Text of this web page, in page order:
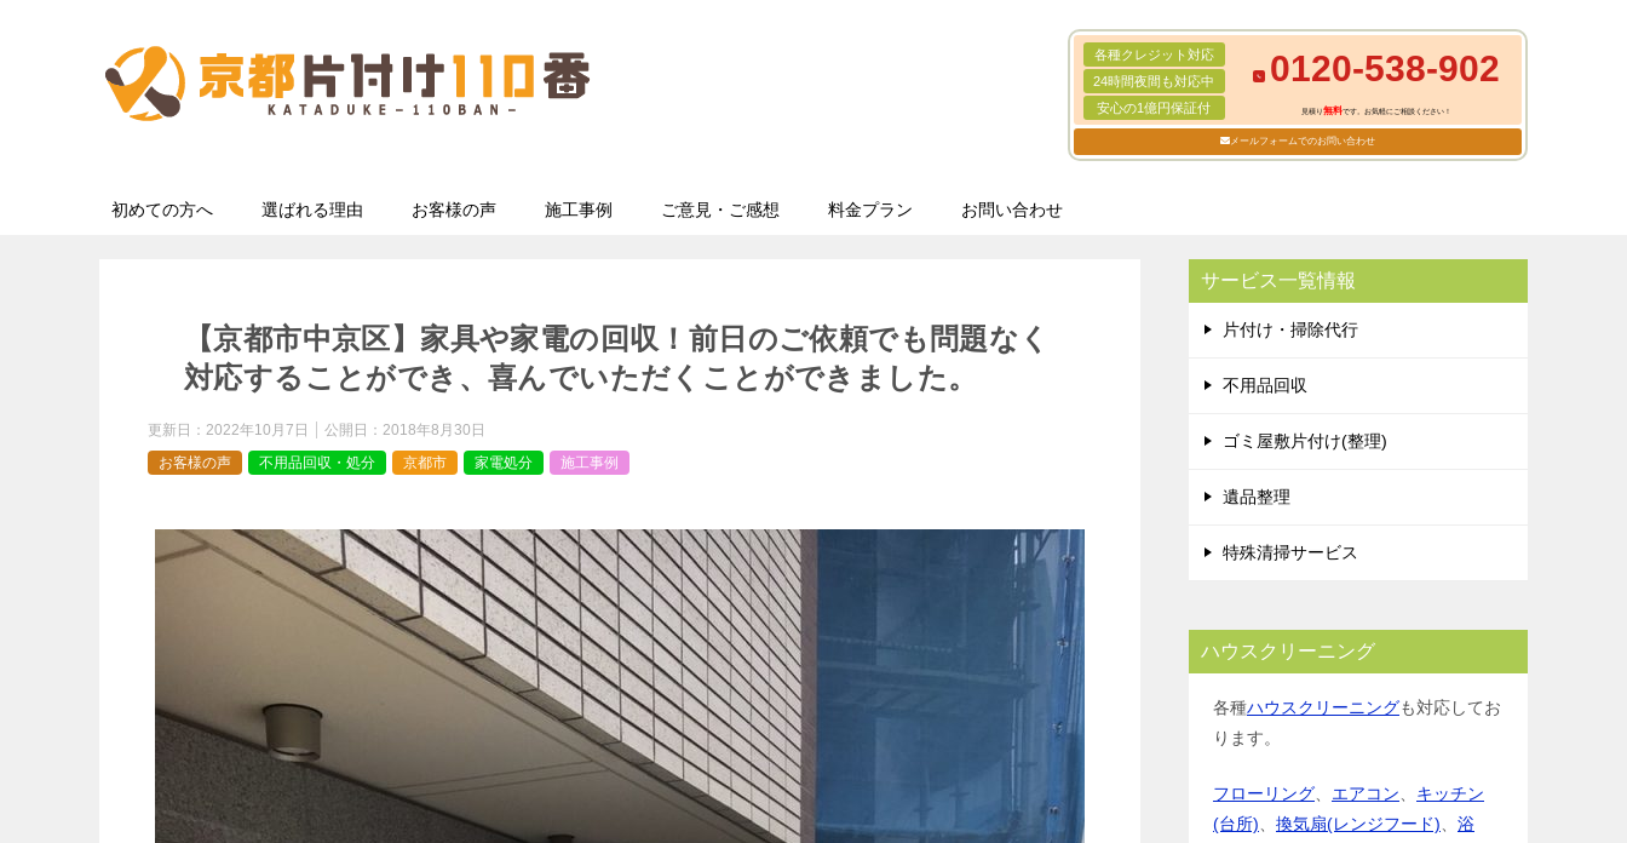
各種クレジット対応
24時間夜間も対応中
安心の1億円保証付
0120-538-902
見積り無料です。お気軽にご相談ください！
メールフォームでのお問い合わせ
初めての方へ 選ばれる理由 お客様の声 施工事例 ご意見・ご感想 料金プラン お問い合わせ
【京都市中京区】家具や家電の回収！前日のご依頼でも問題なく
対応することができ、喜んでいただくことができました。
更新日： 2022年10月7日 公開日： 2018年8月30日
お客様の声
不用品回収・処分 京都市 家電処分 施工事例
サービス一覧情報
片付け・掃除代行
不用品回収
ゴミ屋敷片付け(整理)
遺品整理
特殊清掃サービス
ハウスクリーニング
各種ハウスクリーニングも対応してお
ります。
フローリング エアコン
キッチン
(台所)
換気扇(レンジフード)
浴